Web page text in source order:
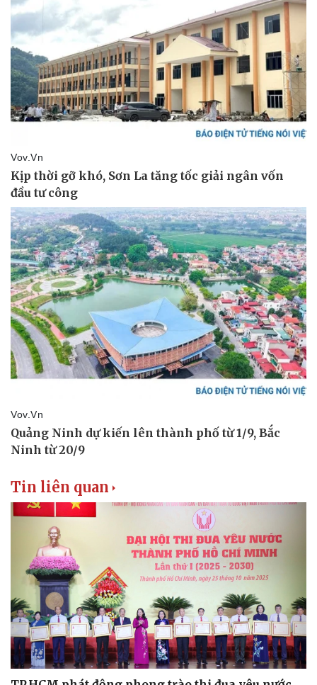
Sức khỏe
Dinh dưỡng - món ngon
Cây thuốc
Sản phụ khoa
Nhi khoa
Nam khoa
Phòng mạch online
Đời sống
Nhà đẹp
Tình yêu - Gia đình
Tin liên quan